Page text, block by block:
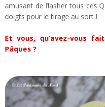
amusant de flasher tous ces
doigts pour le tirage au sort !
Et vous, qu’avez-vous
Pâques ?